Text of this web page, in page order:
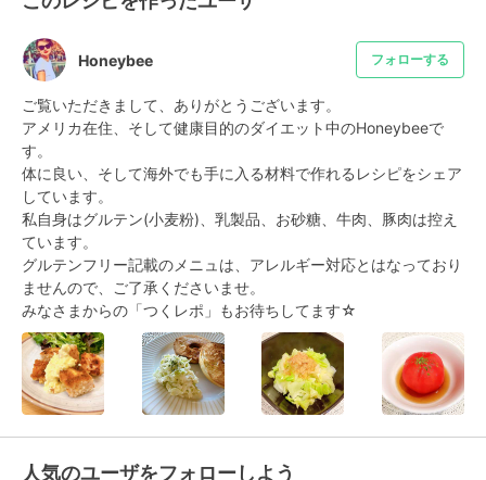
Honeybee フォローする
ご覧いただきまして、ありがとうございます。
アメリカ在住、そして健康目的のダイエット中のHoneybeeで
す。
体に良い、そして海外でも手に入る材料で作れるレシピをシェア
しています。
私自身はグルテン(小麦粉)、乳製品、お砂糖、牛肉、豚肉は控え
ています。
グルテンフリー記載のメニュは、アレルギー対応とはなっており
ませんので、ご了承くださいませ。
みなさまからの「つくレポ」もお待ちしてます☆
人気のユーザをフォローしよう